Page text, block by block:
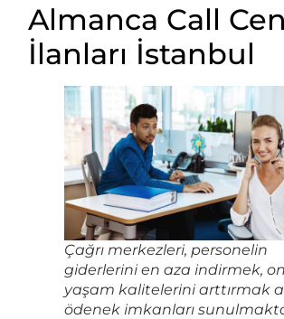
Almanca Call
İlanları İstanbul
Çağrı merkezleri, personelin
giderlerini en aza indirmek,
yaşam kalitelerini arttırmak
ödenek imkanları